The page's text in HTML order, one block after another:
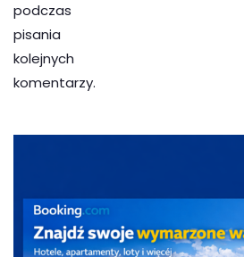
podczas
pisania
kolejnych
komentarzy.